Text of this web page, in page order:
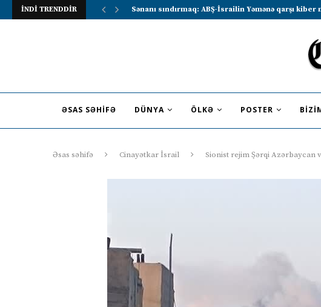
İNDİ TRENDDİR Lavrov Suriya prezidentini Rusiya–Ərəb
ƏSAS SƏHIFƏ DÜNYA ÖLKƏ POSTER
Əsas səhifə Cinayətkar İsrail Sionist rejim Şərqi Azərbaycan